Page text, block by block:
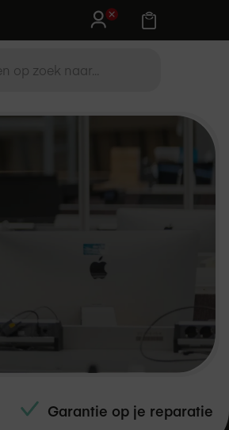
Garantie op je reparatie